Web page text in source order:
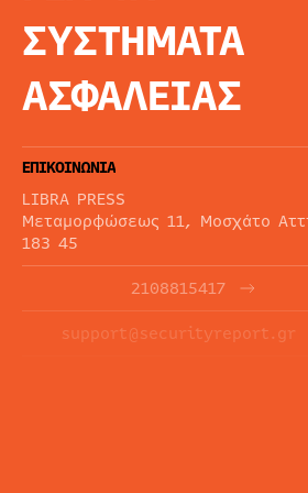
ΣΥΣΤΗΜΑΤΑ
ΑΣΦΑΛΕΙΑΣ
ΕΠΙΚΟΙΝΩΝΙΑ
LIBRA PRESS
Μεταμορφώσεως 11, Μοσχάτο
183 45
2108815417
support@securityreport.gr